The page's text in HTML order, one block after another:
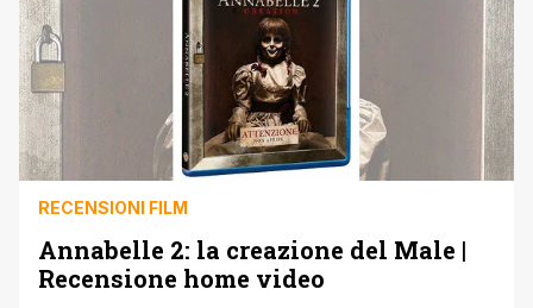
RECENSIONI FILM
Annabelle 2: la creazione del Male |
Recensione home video